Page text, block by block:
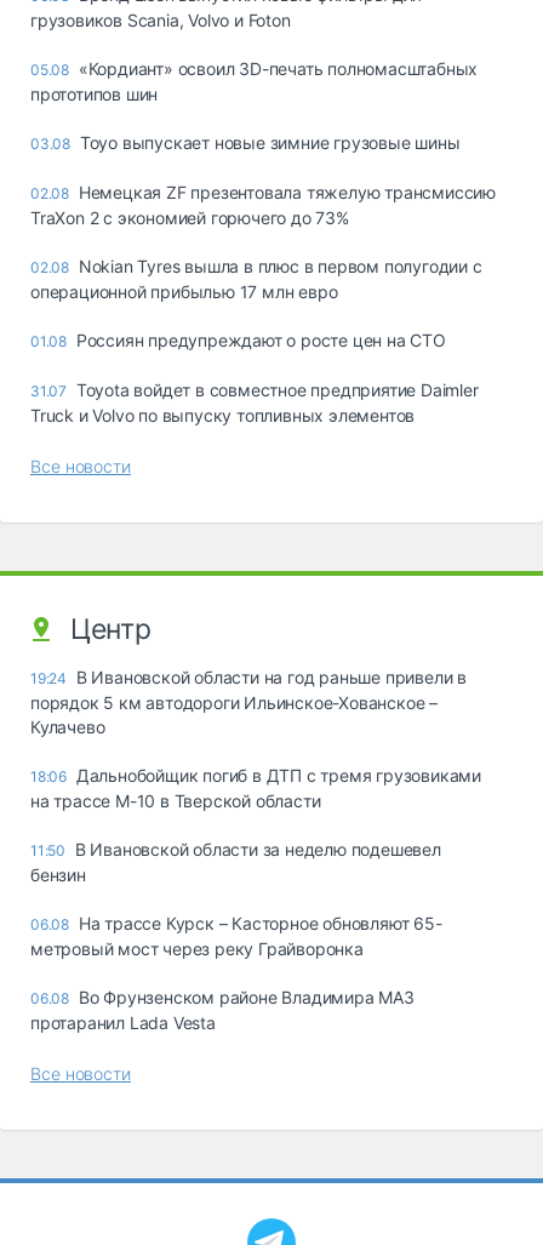
грузовиков Scania, Volvo и Foton
05.08 «Кордиант» освоил 3D-печать полномасштабных
прототипов шин
03.08 Toyo выпускает новые зимние грузовые шины
02.08 Немецкая ZF презентовала тяжелую трансмиссию
TraXon 2 с экономией горючего до 73%
02.08 Nokian Tyres вышла в плюс в первом полугодии с
операционной прибылью 17 млн евро
01.08 Россиян предупреждают о росте цен на СТО
31.07 Toyota войдет в совместное предприятие Daimler
Truck и Volvo по выпуску топливных элементов
Все новости
Центр
19:24
В Ивановской области на год раньше привели в
порядок 5 км автодороги Ильинское-Хованское –
Кулачево
18:06 Дальнобойщик погиб в ДТП с тремя грузовиками
на трассе М-10 в Тверской области
11:50
В Ивановской области за неделю подешевел
бензин
06.08 На трассе Курск – Касторное обновляют 65-
метровый мост через реку Грайворонка
06.08 Во Фрунзенском районе Владимира МАЗ
протаранил Lada Vesta
Все новости